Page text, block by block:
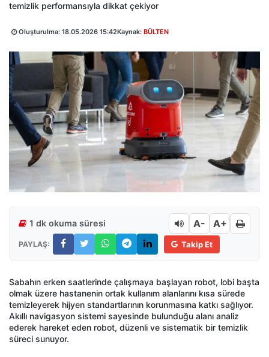
temizlik performansıyla dikkat çekiyor
Oluşturulma: 18.05.2026 15:42Kaynak: BÜLTEN
1 dk okuma süresi A- A+
PAYLAŞ: Takip Et
Sabahın erken saatlerinde çalışmaya başlayan robot, lobi başta
olmak üzere hastanenin ortak kullanım alanlarını kısa sürede
temizleyerek hijyen standartlarının korunmasına katkı sağlıyor.
Akıllı navigasyon sistemi sayesinde bulunduğu alanı analiz
ederek hareket eden robot, düzenli ve sistematik bir temizlik
süreci sunuyor.